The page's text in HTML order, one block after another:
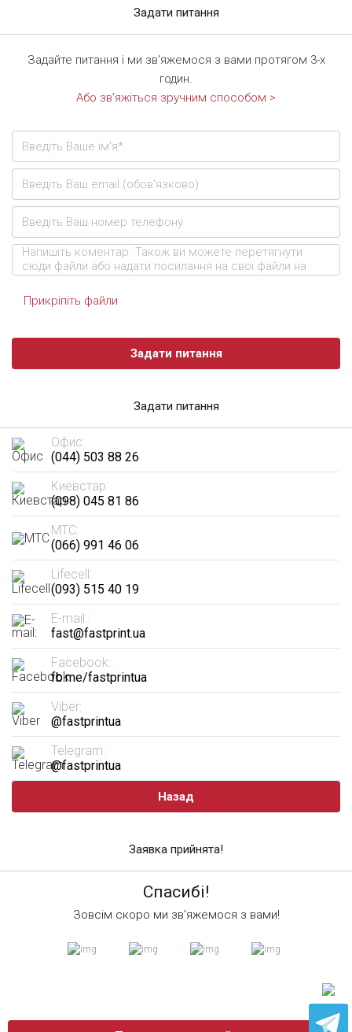
Задати питання
Задайте питання і ми зв'яжемося з вами протягом 3-х
годин.
Або зв'яжіться зручним способом >
Прикріпіть файли
Задати питання
Задати питання
Офис:
(044) 503 88 26
Киевстар:
(098) 045 81 86
МТС:
(066) 991 46 06
Lifecell:
(093) 515 40 19
E-mail::
fast@fastprint.ua
Facebook::
fb.me/fastprintua
Viber:
@fastprintua
Telegram:
@fastprintua
Назад
Заявка прийнята!
Спасибі!
Зовсім скоро ми зв'яжемося з вами!